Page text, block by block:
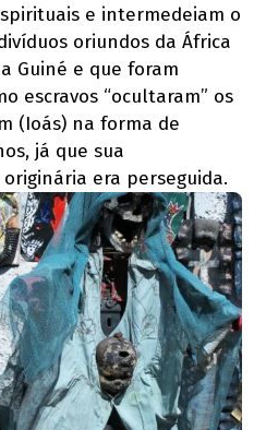
e intermedeiam o
oriundos da África
Guiné e que foram
escravos “ocultaram” os
(Ioás) na forma de
já que sua
era perseguida.